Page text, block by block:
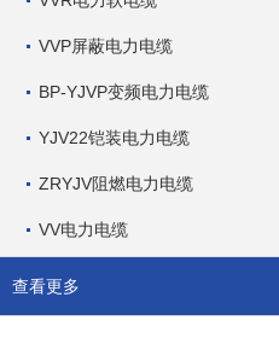
VVP屏蔽电力电缆
BP-YJVP变频电力电缆
YJV22铠装电力电缆
ZRYJV阻燃电力电缆
VV电力电缆
查看更多